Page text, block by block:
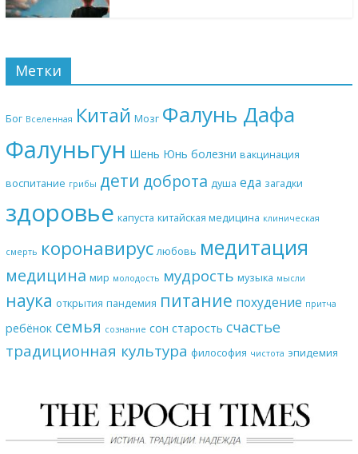
Метки
Бог Вселенная Китай Мозг Фалунь Дафа
Фалуньгун Шень Юнь болезни вакцинация
воспитание грибы дети доброта душа еда загадки
здоровье капуста китайская медицина клиническая
смерть коронавирус любовь медитация
медицина мир молодость мудрость музыка мысли
наука открытия пандемия питание похудение притча
ребёнок семья сознание сон старость счастье
традиционная культура философия чистота эпидемия